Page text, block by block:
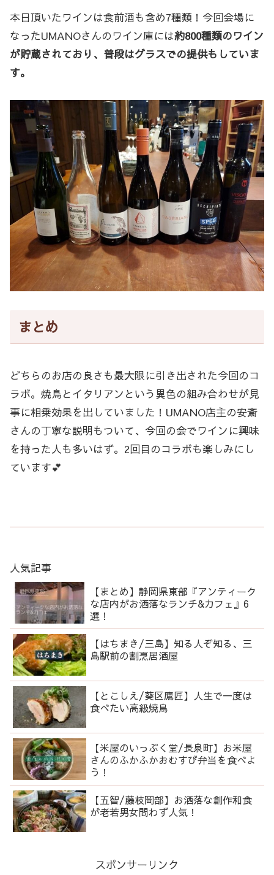
本日頂いたワインは食前酒も含め7種類！今回会場に
なったUMANOさんのワイン庫には約800種類のワイン
が貯蔵されており、普段はグラスでの提供もしていま
す。
まとめ
どちらのお店の良さも最大限に引き出された今回のコ
ラボ。焼鳥とイタリアンという異色の組み合わせが見
事に相乗効果を出していました！UMANO店主の安斎
さんの丁寧な説明もついて、今回の会でワインに興味
を持った人も多いはず。2回目のコラボも楽しみにし
ています💕
人気記事
【まとめ】静岡県東部『アンティーク
な店内がお洒落なランチ&カフェ』6
選！
【はちまき/三島】知る人ぞ知る、三
島駅前の割烹居酒屋
【とこしえ/葵区鷹匠】人生で一度は
食べたい高級焼鳥
【米屋のいっぷく堂/長泉町】お米屋
さんのふかふかおむすび弁当を食べよ
う！
【五智/藤枝岡部】お洒落な創作和食
が老若男女問わず人気！
スポンサーリンク